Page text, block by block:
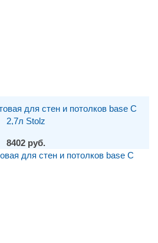
для стен и потолков base С
2,7л Stolz
8402 руб.